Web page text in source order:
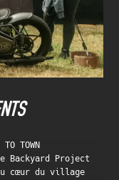
TOWN
Backyard Project
cœur du village